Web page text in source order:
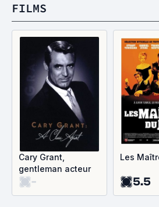
FILMS
Cary Grant,
gentleman acteur
-
Les
5.5